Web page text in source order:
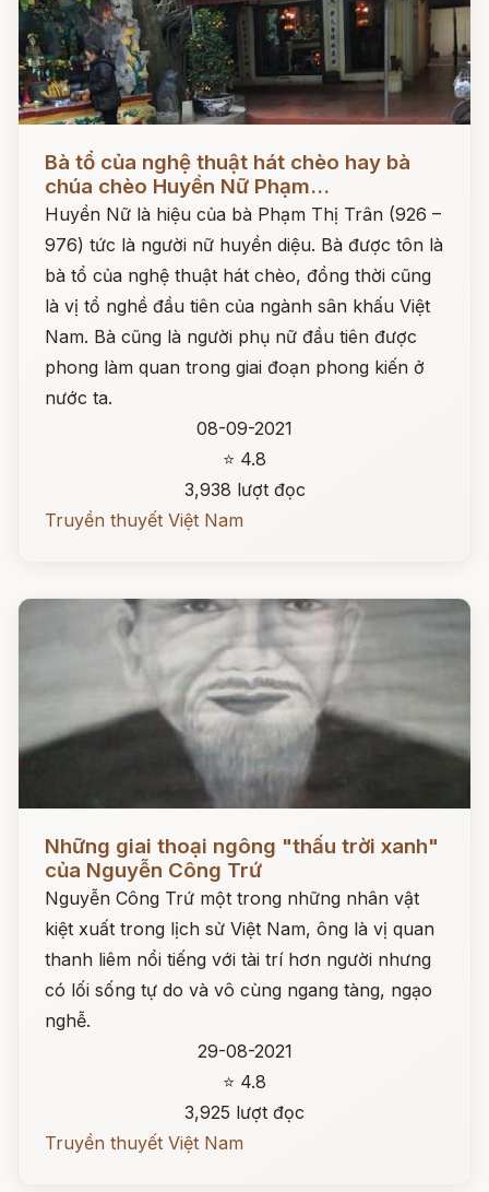
Đọc ngay
Bà tổ của nghệ thuật hát chèo hay bà
chúa chèo Huyền Nữ Phạm...
Huyền Nữ là hiệu của bà Phạm Thị Trân (926 –
976) tức là người nữ huyền diệu. Bà được tôn là
bà tổ của nghệ thuật hát chèo, đồng thời cũng
là vị tổ nghề đầu tiên của ngành sân khấu Việt
Nam. Bà cũng là người phụ nữ đầu tiên được
phong làm quan trong giai đoạn phong kiến ở
nước ta.
08-09-2021
⭐ 4.8
3,938 lượt đọc
Truyền thuyết Việt Nam
Những giai thoại ngông "thấu trời xanh"
của Nguyễn Công Trứ
Nguyễn Công Trứ một trong những nhân vật
kiệt xuất trong lịch sử Việt Nam, ông là vị quan
thanh liêm nổi tiếng với tài trí hơn người nhưng
có lối sống tự do và vô cùng ngang tàng, ngạo
nghễ.
29-08-2021
⭐ 4.8
3,925 lượt đọc
Truyền thuyết Việt Nam